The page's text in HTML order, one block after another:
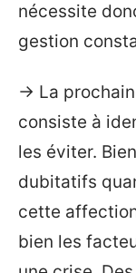
nécessite
gestion
→ La
consiste à
les éviter.
dubitatifs
cette
bien les